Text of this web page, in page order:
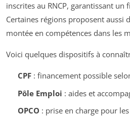
inscrites au RNCP, garantissant
Certaines régions proposent aussi
montée en compétences dans les
Voici quelques dispositifs à
CPF: financement possible
Pôle Emploi : aides et
OPCO : prise en charge pour